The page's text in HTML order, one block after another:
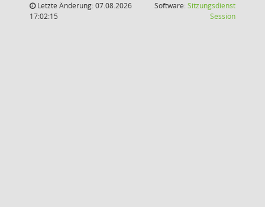
Letzte Änderung: 07.08.2026
17:02:15
Software:Sitzungsdienst
Session(Wird in